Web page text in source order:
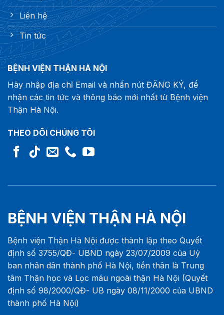
Liên hệ
Tin tức
BỆNH VIỆN THẬN HÀ NỘI
Hãy nhập địa chỉ Email và nhấn nút ĐĂNG KÝ, để
nhận các tin tức và thông báo mới nhất từ Bệnh viện
Thận Hà Nội.
THEO DÕI CHÚNG TÔI
BỆNH VIỆN THẬN HÀ NỘI
Bệnh viện Thận Hà Nội được thành lập theo Quyết
định số 3755/QĐ- UBND ngày 23/07/2009 của Uỷ
ban nhân dân thành phố Hà Nội, tiền thân là Trung
tâm Thận học và Lọc máu ngoài thận Hà Nội (Quyết
định số 98/2000/QĐ- UB ngày 08/11/2000 của UBND
thành phố Hà Nội)